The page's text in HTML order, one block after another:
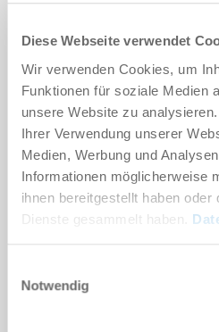
Diese Webseite verwendet
Wir verwenden Cookies, um
Funktionen für soziale Medien
unsere Website zu
Ihrer Verwendung unserer
Medien, Werbung und
Informationen möglicherweise
ihnen bereitgestellt haben
Dienste gesammelt haben.
Notwendig
ZVC302-NRV
-92
171 [l/